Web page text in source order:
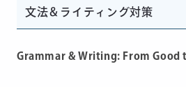
文法＆ライティング対策
Grammar & Writing: From Good